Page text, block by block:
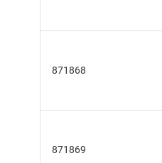
871868
871869